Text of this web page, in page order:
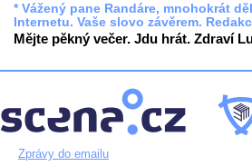
* Vážený pane Randáre, mnohokrát
Internetu. Vaše slovo závěrem.
Mějte pěkný večer. Jdu hrát. Zdraví
Zprávy do emailu